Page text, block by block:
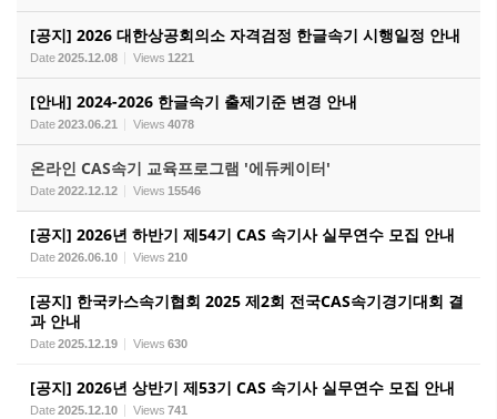
[공지] 2026 대한상공회의소 자격검정 한글속기 시행일정 안내
Date2025.12.08 Views 1221
[안내] 2024-2026 한글속기 출제기준 변경 안내
Date2023.06.21 Views 4078
온라인 CAS속기 교육프로그램 '에듀케이터'
Date2022.12.12 Views 15546
[공지] 2026년 하반기 제54기 CAS 속기사 실무연수 모집 안내
Date2026.06.10 Views 210
[공지] 한국카스속기협회 2025 제2회 전국CAS속기경기대회 결
과 안내
Date2025.12.19 Views 630
[공지] 2026년 상반기 제53기 CAS 속기사 실무연수 모집 안내
Date2025.12.10 Views 741